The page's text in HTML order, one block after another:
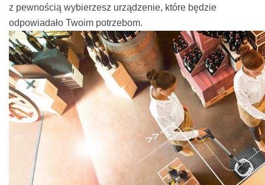
z pewnością wybierzesz urządzenie, które będzie
odpowiadało Twoim potrzebom.